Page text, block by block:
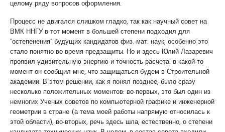
целому ряду вопросов оформления.
Процесс не двигался слишком гладко, так как научный совет на
ВМК ННГУ в тот момент в большей степени подходил для
“остепенения” будущих кандидатов физ.-мат. наук, особенно это
стало понятно во время предзащиты. Но и здесь Юлий Лазаревич
проявил удивительную энергию и точность расчета: в какой-то
момент он сообщил мне, что защищаться будем в Строительной
академии. В этом решении, как я понял позднее, было сразу
несколько положительных моментов: во-первых, это был один из
немногих Ученых советов по компьютерной графике и инженерной
геометрии в стране (а тема моей работы напрямую относилась к
этой области), во-вторых, речь здесь шла, естественно, о степени